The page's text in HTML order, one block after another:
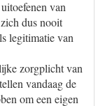
van
dus nooit
legitimatie van
zorgplicht van
vandaag de
om een eigen